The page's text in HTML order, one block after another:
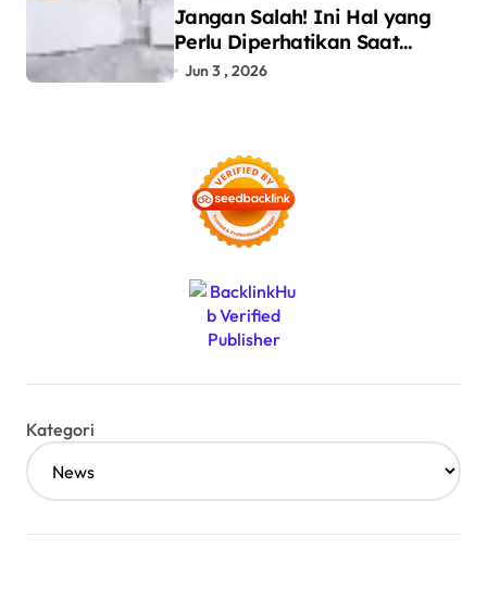
Jangan Salah! Ini Hal yang
Perlu Diperhatikan Saat
Pasang Big Slab
Jun 3 , 2026
Kategori